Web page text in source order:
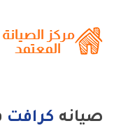
صيانه كرافت